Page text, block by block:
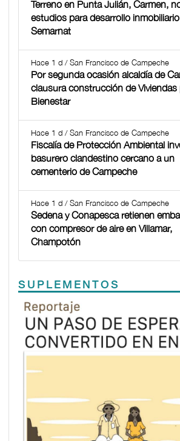
Terreno en Punta Julián, Carmen,
estudios para desarrollo
Semarnat
Hace 1 d / San Francisco de Campeche
Por segunda ocasión alcaldía de
clausura construcción de Viviendas
Bienestar
Hace 1 d / San Francisco de Campeche
Fiscalía de Protección Ambiental
basurero clandestino cercano a un
cementerio de Campeche
Hace 1 d / San Francisco de Campeche
Sedena y Conapesca retienen
con compresor de aire en Villamar,
Champotón
SUPLEMENTOS